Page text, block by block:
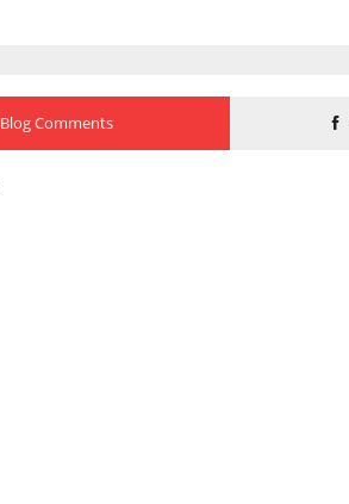
Blog Comments